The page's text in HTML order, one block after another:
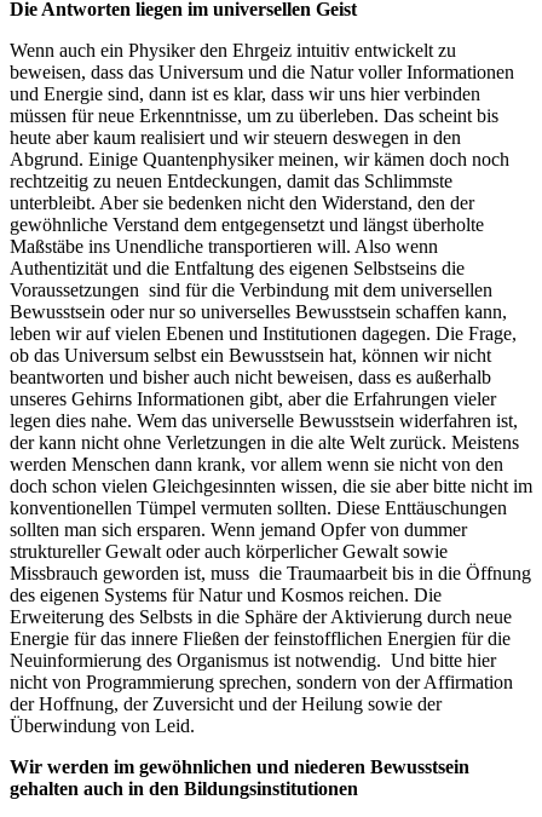
Die Antworten liegen im universellen Geist
Wenn auch ein Physiker den Ehrgeiz intuitiv entwickelt zu
beweisen, dass das Universum und die Natur voller Informationen
und Energie sind, dann ist es klar, dass wir uns hier verbinden
müssen für neue Erkenntnisse, um zu überleben. Das scheint bis
heute aber kaum realisiert und wir steuern deswegen in den
Abgrund. Einige Quantenphysiker meinen, wir kämen doch noch
rechtzeitig zu neuen Entdeckungen, damit das Schlimmste
unterbleibt. Aber sie bedenken nicht den Widerstand, den der
gewöhnliche Verstand dem entgegensetzt und längst überholte
Maßstäbe ins Unendliche transportieren will. Also wenn
Authentizität und die Entfaltung des eigenen Selbstseins die
Voraussetzungen sind für die Verbindung mit dem universellen
Bewusstsein oder nur so universelles Bewusstsein schaffen kann,
leben wir auf vielen Ebenen und Institutionen dagegen. Die Frage,
ob das Universum selbst ein Bewusstsein hat, können wir nicht
beantworten und bisher auch nicht beweisen, dass es außerhalb
unseres Gehirns Informationen gibt, aber die Erfahrungen vieler
legen dies nahe. Wem das universelle Bewusstsein widerfahren ist,
der kann nicht ohne Verletzungen in die alte Welt zurück. Meistens
werden Menschen dann krank, vor allem wenn sie nicht von den
doch schon vielen Gleichgesinnten wissen, die sie aber bitte nicht im
konventionellen Tümpel vermuten sollten. Diese Enttäuschungen
sollten man sich ersparen. Wenn jemand Opfer von dummer
struktureller Gewalt oder auch körperlicher Gewalt sowie
Missbrauch geworden ist, muss die Traumaarbeit bis in die Öffnung
des eigenen Systems für Natur und Kosmos reichen. Die
Erweiterung des Selbsts in die Sphäre der Aktivierung durch neue
Energie für das innere Fließen der feinstofflichen Energien für die
Neuinformierung des Organismus ist notwendig. Und bitte hier
nicht von Programmierung sprechen, sondern von der Affirmation
der Hoffnung, der Zuversicht und der Heilung sowie der
Überwindung von Leid.
Wir werden im gewöhnlichen und niederen Bewusstsein
gehalten auch in den Bildungsinstitutionen